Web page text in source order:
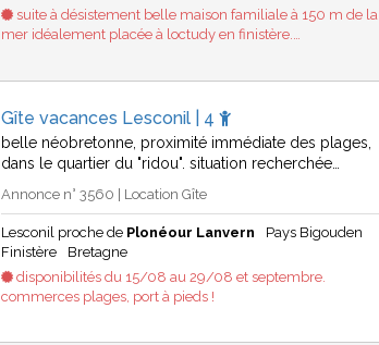
suite à désistement belle maison familiale à 150 m de la
mer idéalement placée à loctudy en finistère.…
Gîte vacances Lesconil | 4
belle néobretonne, proximité immédiate des plages,
dans le quartier du "ridou". situation recherchée…
Annonce n° 3560 | Location Gîte
Lesconil proche de Plonéour Lanvern
Pays Bigouden
Finistère
Bretagne
disponibilités du 15/08 au 29/08 et septembre.
commerces plages, port à pieds !